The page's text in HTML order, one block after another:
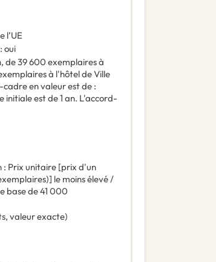
l’UE
: oui
de 39 600 exemplaires à
à l'hôtel de Ville
en valeur est de :
est de 1 an. L'accord-
: Prix unitaire [prix d'un
le moins élevé /
base de 41 000
valeur exacte)